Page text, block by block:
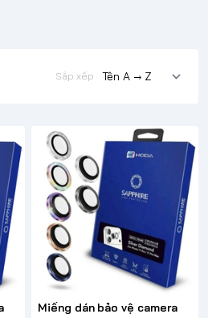
Sắp xếp
Miếng dán bảo vệ camera